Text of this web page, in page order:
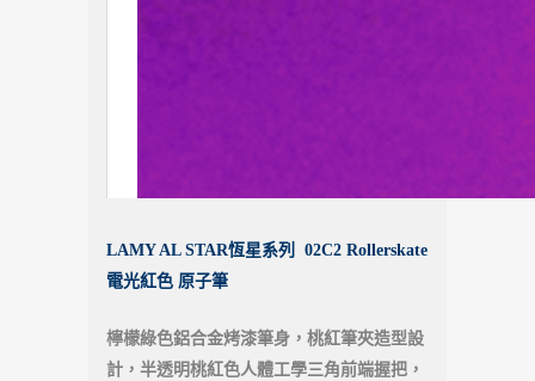
LAMY AL STAR恆星系列 02C2 Rollerskate
電光紅色 原子筆
檸檬綠色鋁合金烤漆筆身，桃紅筆夾造型設
計，半透明桃紅色人體工學三角前端握把，